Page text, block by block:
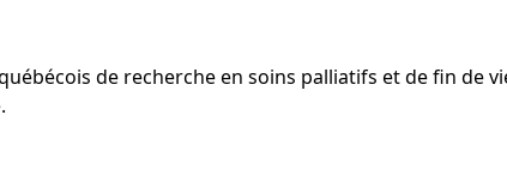
de recherche en soins palliatifs et de fin de